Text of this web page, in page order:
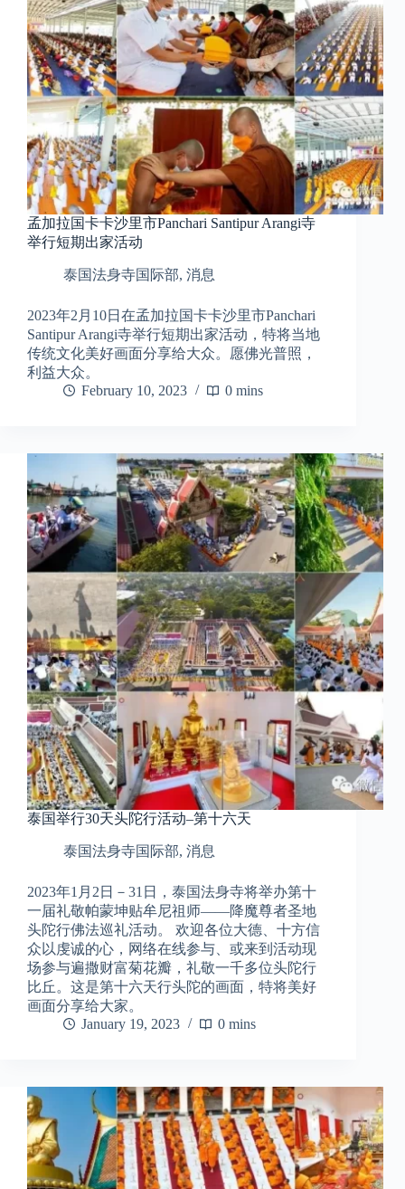
孟加拉国卡卡沙里市Panchari Santipur Arangi寺
举行短期出家活动
泰国法身寺国际部, 消息
2023年2月10日在孟加拉国卡卡沙里市Panchari
Santipur Arangi寺举行短期出家活动，特将当地
传统文化美好画面分享给大众。愿佛光普照，
利益大众。
February 10, 2023
0 mins
泰国举行30天头陀行活动–第十六天
泰国法身寺国际部, 消息
2023年1月2日－31日，泰国法身寺将举办第十
一届礼敬帕蒙坤贴牟尼祖师——降魔尊者圣地
头陀行佛法巡礼活动。 欢迎各位大德、十方信
众以虔诚的心，网络在线参与、或来到活动现
场参与遍撒财富菊花瓣，礼敬一千多位头陀行
比丘。这是第十六天行头陀的画面，特将美好
画面分享给大家。
January 19, 2023
0 mins